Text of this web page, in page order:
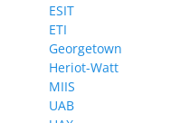
ESIT
ETI
Georgetown
Heriot-Watt
MIIS
UAB